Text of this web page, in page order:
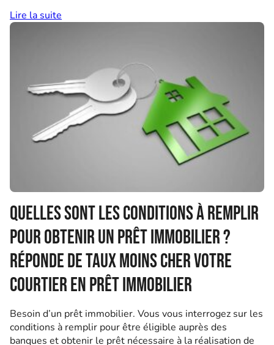
Lire la suite
Quelles sont les conditions à remplir
pour obtenir un prêt immobilier ?
Réponde de Taux Moins Cher votre
courtier en prêt immobilier
Besoin d’un prêt immobilier. Vous vous interrogez sur les
conditions à remplir pour être éligible auprès des
banques et obtenir le prêt nécessaire à la réalisation de